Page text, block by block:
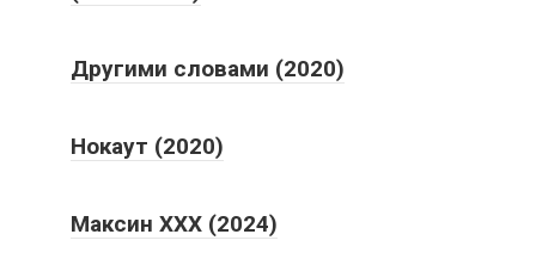
Другими словами (2020)
Нокаут (2020)
Максин XXX (2024)